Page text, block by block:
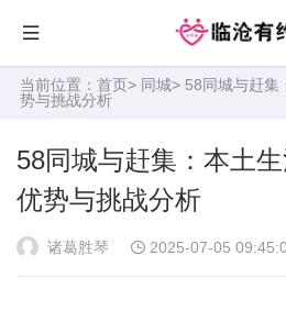
当前位置： 首页> 同城> 58同城与赶集
势与挑战分析
58同城与赶集：本土
优势与挑战分析
诸葛胜琴 2025-07-05